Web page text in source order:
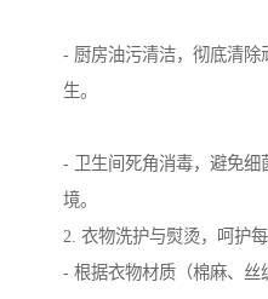
- 厨房油污清洁，彻底清除
生。
- 卫生间死角消毒，避免细
境。
2. 衣物洗护与熨烫，呵护
- 根据衣物材质（棉麻、